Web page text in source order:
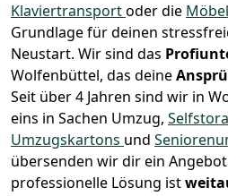
Klaviertransportoder die
Grundlage für deinen
Neustart. Wir sind das
Wolfenbüttel, das deine
Seit über 4 Jahren sind wir in
eins in Sachen Umzug,
Umzugskartons und
übersenden wir dir ein
professionelle Lösung ist